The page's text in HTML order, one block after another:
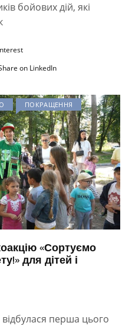
бойових дій, які
ПОКРАЩЕННЯ
«Сортуємо
для дітей і
перша цього